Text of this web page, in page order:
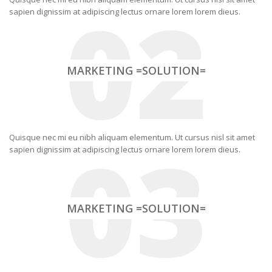
sapien dignissim at adipiscing lectus ornare lorem lorem dieus.
02
MARKETING =SOLUTION=
Quisque nec mi eu nibh aliquam elementum. Ut cursus nisl sit amet
sapien dignissim at adipiscing lectus ornare lorem lorem dieus.
03
MARKETING =SOLUTION=